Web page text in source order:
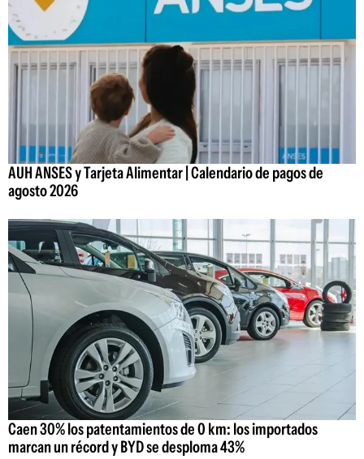
AUH ANSES y Tarjeta Alimentar | Calendario de pagos de
agosto 2026
Caen 30% los patentamientos de 0 km: los importados
marcan un récord y BYD se desploma 43%